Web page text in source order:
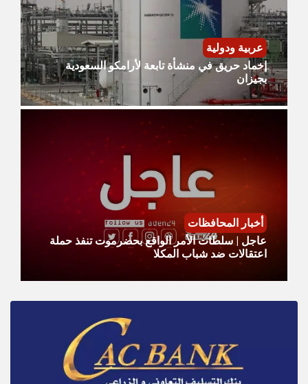
عربية ودولية
إخماد حريق في منشأة تابعة لأرامكو السعودية
بجيزان
أخبار المحافظات
عاجل | سلطات الأمر الواقع بحضرموت تنفذ حملة
اعتقالات ضد شباب المكلا